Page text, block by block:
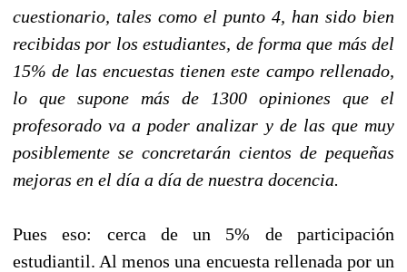
cuestionario, tales como el punto 4, han sido bien
recibidas por los estudiantes, de forma que más del
15% de las encuestas tienen este campo rellenado,
lo que supone más de 1300 opiniones que el
profesorado va a poder analizar y de las que muy
posiblemente se concretarán cientos de pequeñas
mejoras en el día a día de nuestra docencia.
Pues eso: cerca de un 5% de participación
estudiantil. Al menos una encuesta rellenada por un